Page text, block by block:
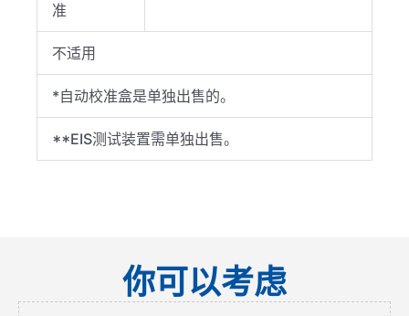
准
不适用
*自动校准盒是单独出售的。
**EIS测试装置需单独出售。
你可以考虑